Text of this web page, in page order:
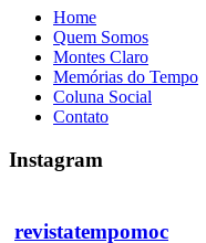
Home
Quem Somos
Montes Claro
Memórias do Tempo
Coluna Social
Contato
Instagram
revistatempomoc